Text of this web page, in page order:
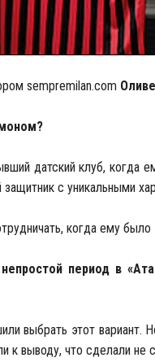
sempremilan.com
датский клуб,
с уникальными
когда ему
период в
выбрать этот вариант.
к выводу, что сделали не